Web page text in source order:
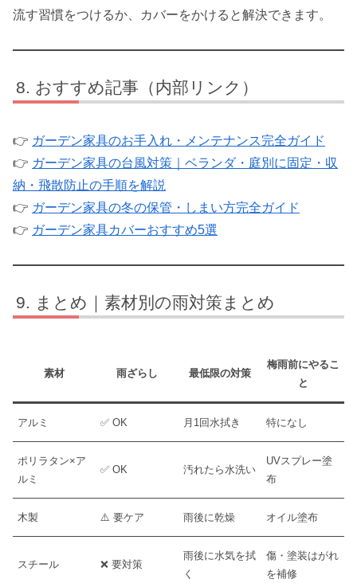
流す習慣をつけるか、カバーをかけると解決できます。
おすすめ記事（内部リンク）
👉 ガーデン家具のお手入れ・メンテナンス完全ガイド
👉 ガーデン家具の台風対策｜ベランダ・庭別に固定・収
納・飛散防止の手順を解説
👉 ガーデン家具の冬の保管・しまい方完全ガイド
👉 ガーデン家具カバーおすすめ5選
まとめ｜素材別の雨対策まとめ
素材 雨ざらし 最低限の対策
梅雨前にやるこ
と
アルミ ✅ OK 月1回水拭き 特になし
ポリラタン×ア
ルミ
✅ OK 汚れたら水洗い
UVスプレー塗
布
木製 ⚠️ 要ケア 雨後に乾燥 オイル塗布
スチール ❌ 要対策
雨後に水気を拭
く
傷・塗装はがれ
を補修